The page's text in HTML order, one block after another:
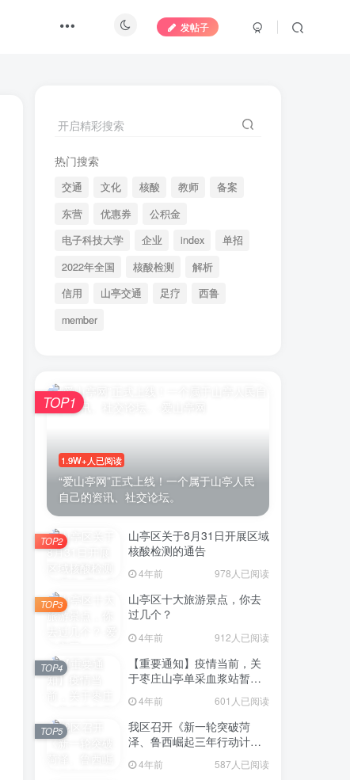
发帖子
开启精彩搜索
热门搜索
交通 文化 核酸 教师
备案
东营
优惠券
公积金
电子科技大学
企业 index
单招
2022年全国
核酸检测
解析
信用
山亭交通 足疗
西鲁
member
1.9W+人已阅读
“爱山亭网”正式上线！一个属于山亭人民
自己的资讯、社交论坛。
TOP1
山亭区关于8月31日开展区域
核酸检测的通告
4年前 978人已阅读
TOP2
山亭区十大旅游景点，你去
过几个？
4年前 912人已阅读
TOP3
【重要通知】疫情当前，关
于枣庄山亭单采血浆站暂停
4年前 601人已阅读
TOP4
我区召开《新一轮突破菏
泽、鲁西崛起三年行动计划
意见稿）政策分析研判会议
4年前 587人已阅读
TOP5